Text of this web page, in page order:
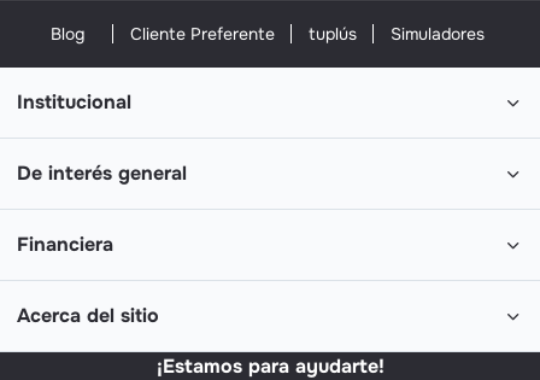
Blog Cliente Preferente tuplús Simuladores
Institucional
De interés general
Financiera
Acerca del sitio
¡Estamos para ayudarte!